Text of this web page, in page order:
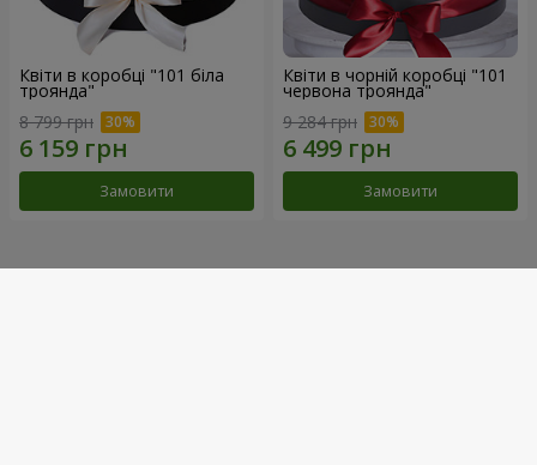
Квіти в коробці "101 біла
троянда"
8 799 грн
Замовити
Квіти в чорній коробці "101
червона троянда"
9 284 грн
Замовити